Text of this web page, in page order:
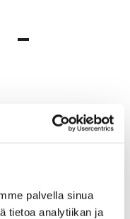
palvella sinua
tietoa analytiikan ja
–